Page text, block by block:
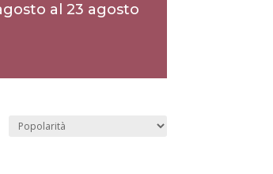
al 23 agosto